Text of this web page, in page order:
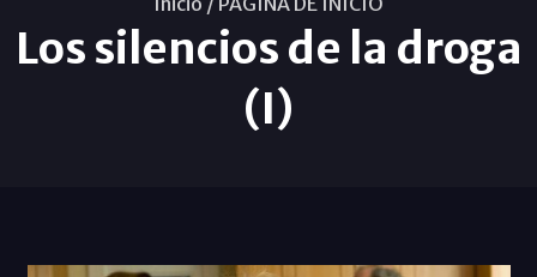
Los silencios de la droga
(I)